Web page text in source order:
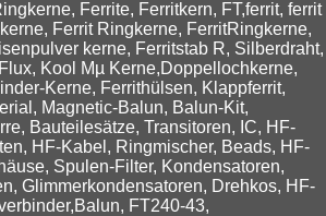
Ferrite, Ferritkern, FT,ferrit, ferrit
Ferrit Ringkerne, FerritRingkerne,
kerne, Ferritstab R, Silberdraht,
Kool Mµ Kerne,Doppellochkerne,
Kerne, Ferrithülsen, Klappferrit,
Magnetic-Balun, Balun-Kit,
Bauteilesätze, Transitoren, IC, HF-
HF-Kabel, Ringmischer, Beads, HF-
Spulen-Filter, Kondensatoren,
Glimmerkondensatoren, Drehkos, HF-
FT240-43,